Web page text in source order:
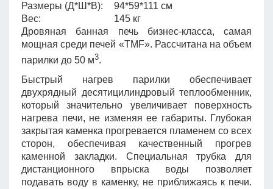
Размеры (Д*Ш*В):
94*59*111 см
Вес:
145 кг
Дровяная банная печь бизнес-класса, самая
мощная среди печей «TMF». Рассчитана на объем
парилки до 50 м3.
Быстрый нагрев парилки обеспечивает
двухрядный десятицилиндровый теплообменник,
который значительно увеличивает поверхность
нагрева печи, не изменяя ее габариты. Глубокая
закрытая каменка прогревается пламенем со всех
сторон, обеспечивая качественный прогрев
каменной закладки. Специальная трубка для
дистанционного впрыска воды позволяет
подавать воду в каменку, не приближаясь к печи.